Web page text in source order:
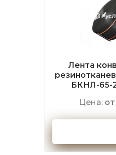
Лента
БКНЛ-65-
Цена: